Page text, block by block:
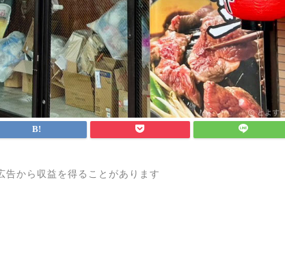
告から収益を得ることがあります